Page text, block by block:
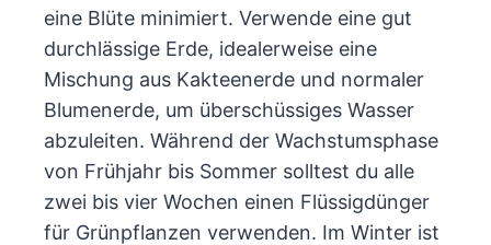
eine Blüte minimiert. Verwende eine gut
durchlässige Erde, idealerweise eine
Mischung aus Kakteenerde und normaler
Blumenerde, um überschüssiges Wasser
abzuleiten. Während der Wachstumsphase
von Frühjahr bis Sommer solltest du alle
zwei bis vier Wochen einen Flüssigdünger
für Grünpflanzen verwenden. Im Winter ist